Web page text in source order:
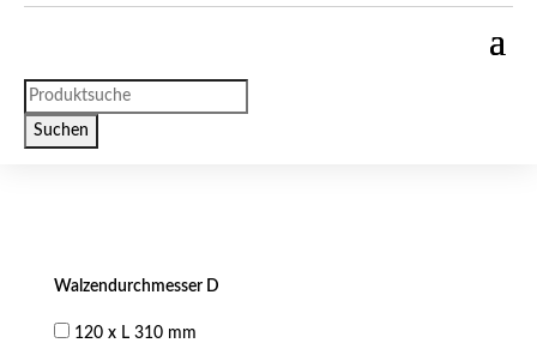
Products
search
Suchen
Walzendurchmesser D
120 x L 310 mm